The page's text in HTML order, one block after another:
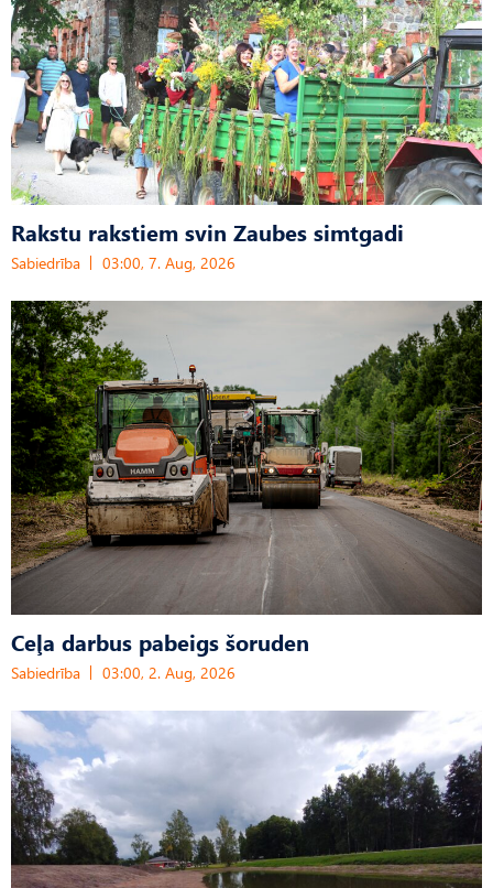
Rakstu rakstiem svin Zaubes simtgadi
Sabiedrība 03:00, 7. Aug, 2026
Ceļa darbus pabeigs šoruden
Sabiedrība 03:00, 2. Aug, 2026